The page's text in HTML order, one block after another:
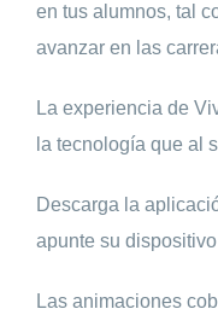
en tus alumnos, tal
avanzar en las
La experiencia de
la tecnología que al
Descarga la
apunte su
Las animaciones